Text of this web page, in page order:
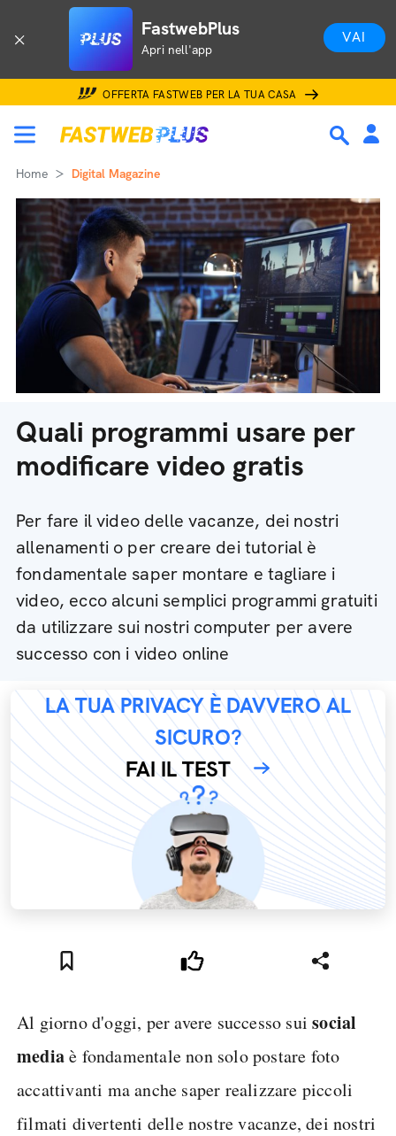
FastwebPlus
Apri nell'app
VAI
OFFERTA FASTWEB PER LA TUA CASA
Home Digital Magazine
Quali programmi usare per
modificare video gratis
Per fare il video delle vacanze, dei nostri
allenamenti o per creare dei tutorial è
fondamentale saper montare e tagliare i
video, ecco alcuni semplici programmi gratuiti
da utilizzare sui nostri computer per avere
successo con i video online
LA TUA PRIVACY È DAVVERO AL
SICURO?
FAI IL TEST
Al giorno d'oggi, per avere successo suisocial
mediaè fondamentale non solo postare foto
accattivanti ma anche saper realizzare piccoli
filmati divertenti delle nostre vacanze, dei nostri